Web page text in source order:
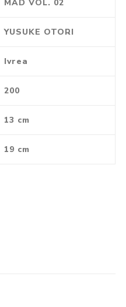
MAD VOL. 02
YUSUKE OTORI
Ivrea
200
13 cm
19 cm